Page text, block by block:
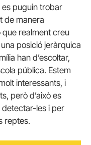
es puguin trobar
de manera
que realment creu
posició jeràrquica
han d’escoltar,
pública. Estem
interessants, i
però d’això es
les i per
reptes.